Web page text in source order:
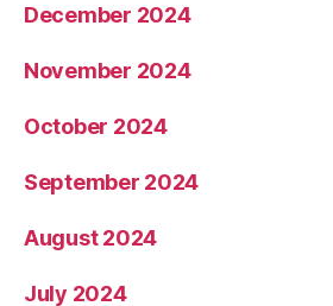
December 2024
November 2024
October 2024
September 2024
August 2024
July 2024